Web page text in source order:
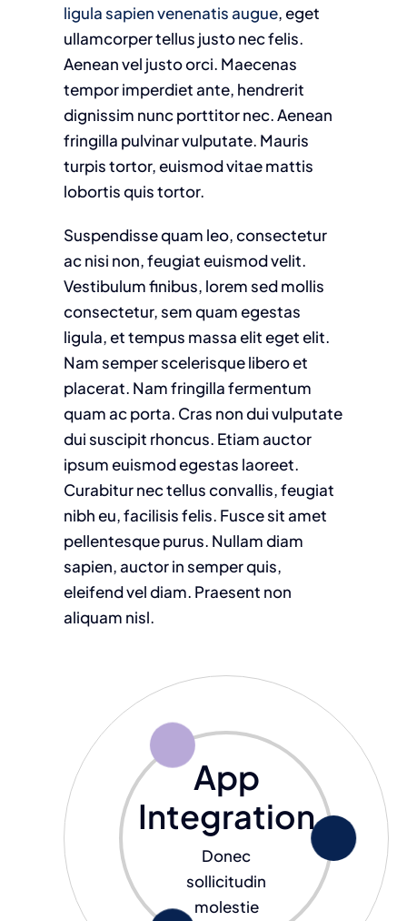
ligula sapien venenatis augue, eget
ullamcorper tellus justo nec felis.
Aenean vel justo orci. Maecenas
tempor imperdiet ante, hendrerit
dignissim nunc porttitor nec. Aenean
fringilla pulvinar vulputate. Mauris
turpis tortor, euismod vitae mattis
lobortis quis tortor.
Suspendisse quam leo, consectetur
ac nisi non, feugiat euismod velit.
Vestibulum finibus, lorem sed mollis
consectetur, sem quam egestas
ligula, et tempus massa elit eget elit.
Nam semper scelerisque libero et
placerat. Nam fringilla fermentum
quam ac porta. Cras non dui vulputate
dui suscipit rhoncus. Etiam auctor
ipsum euismod egestas laoreet.
Curabitur nec tellus convallis, feugiat
nibh eu, facilisis felis. Fusce sit amet
pellentesque purus. Nullam diam
sapien, auctor in semper quis,
eleifend vel diam. Praesent non
aliquam nisl.
App
Integration
Donec
sollicitudin
molestie